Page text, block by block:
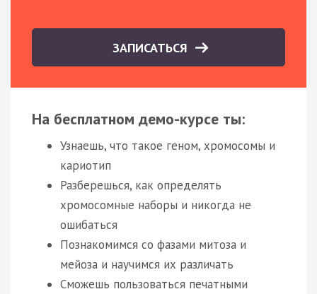
ЗАПИСАТЬСЯ
На бесплатном демо-курсе ты:
Узнаешь, что такое геном, хромосомы и
кариотип
Разберешься, как определять
хромосомные наборы и никогда не
ошибаться
Познакомимся со фазами митоза и
мейоза и научимся их различать
Сможешь пользоваться печатными